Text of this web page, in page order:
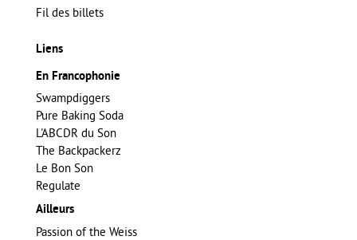
Fil des billets
Liens
En Francophonie
Swampdiggers
Pure Baking Soda
L'ABCDR du Son
The Backpackerz
Le Bon Son
Regulate
Ailleurs
Passion of the Weiss